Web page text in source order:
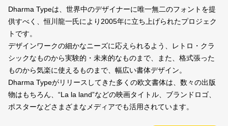
Dharma Typeは、世界中のデザイナーに唯一無二のフォントを提
供すべく、恒川龍一氏により2005年に立ち上げられたプロジェク
トです。
デザインワークの細かなニーズに応えられるよう、レトロ・クラ
シックなものから実験的・未来的なものまで、また、格式張った
ものから気楽に使えるものまで、幅広い書体デザイン。
Dharma Typeがリリースしてきた多くの欧文書体は、数々の出版
物はもちろん、“La la land”などの映画タイトル、ブランドロゴ、
ポスターなどさまざまなメディアでも活用されています。